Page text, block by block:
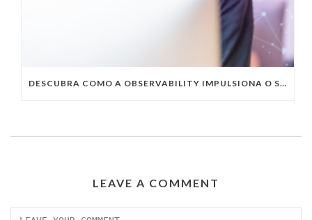
DESCUBRA COMO A OBSERVABILITY IMPULSIONA O SUCESSO DO SEU NEGÓCIO
LEAVE A COMMENT